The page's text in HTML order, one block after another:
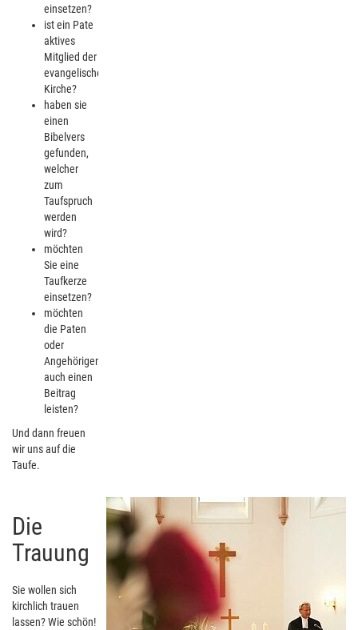
einsetzen?
ist ein Pate
aktives
Mitglied der
evangelischen
Kirche?
haben sie
einen
Bibelvers
gefunden,
welcher
zum
Taufspruch
werden
wird?
möchten
Sie eine
Taufkerze
einsetzen?
möchten
die Paten
oder
Angehörigen
auch einen
Beitrag
leisten?
Und dann freuen
wir uns auf die
Taufe.
Die
Trauung
Sie wollen sich
kirchlich trauen
lassen? Wie schön!